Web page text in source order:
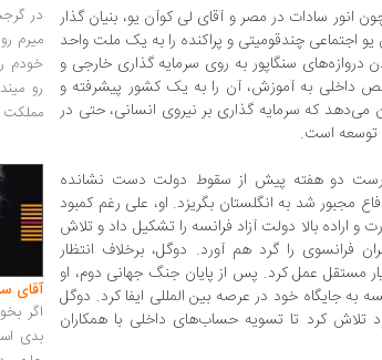
انور سادات در مصر و آقای لی کوآن یو، بنیان گذار
یو اجتماعی چندقومیتی و پراکنده را به یک ملت واحد
دروازه‌های سنگاپور به روی سرمایه گذاری خارجی و
داخلی به آموزش، آن را به یک کشور پیشرفته و
می‌دهد که سرمایه گذاری بر نیروی انسانی، حتی در
توسعه است.
۴۹سالگی و درست دو هفته پیش از سقوط دولت دست نشانده
مجبور شد به انگلستان بگریزد. او، علی رغم کمبود
و اراده بالا دولت آزاد فرانسه را تشکیل داد و تلاش
فرانسوی را گرد هم آورد. دوگل، برخلاف انتظار
مستقل عمل کرد. پس از پایان جنگ جهانی دوم، او
به جایگاه خود در عرصه بین المللی ایفا کرد. دوگل
تلاش کرد تا تسویه حساب‌های داخلی با همکاران
در
میرم
خودم
رو
آقای
اگر
بدی